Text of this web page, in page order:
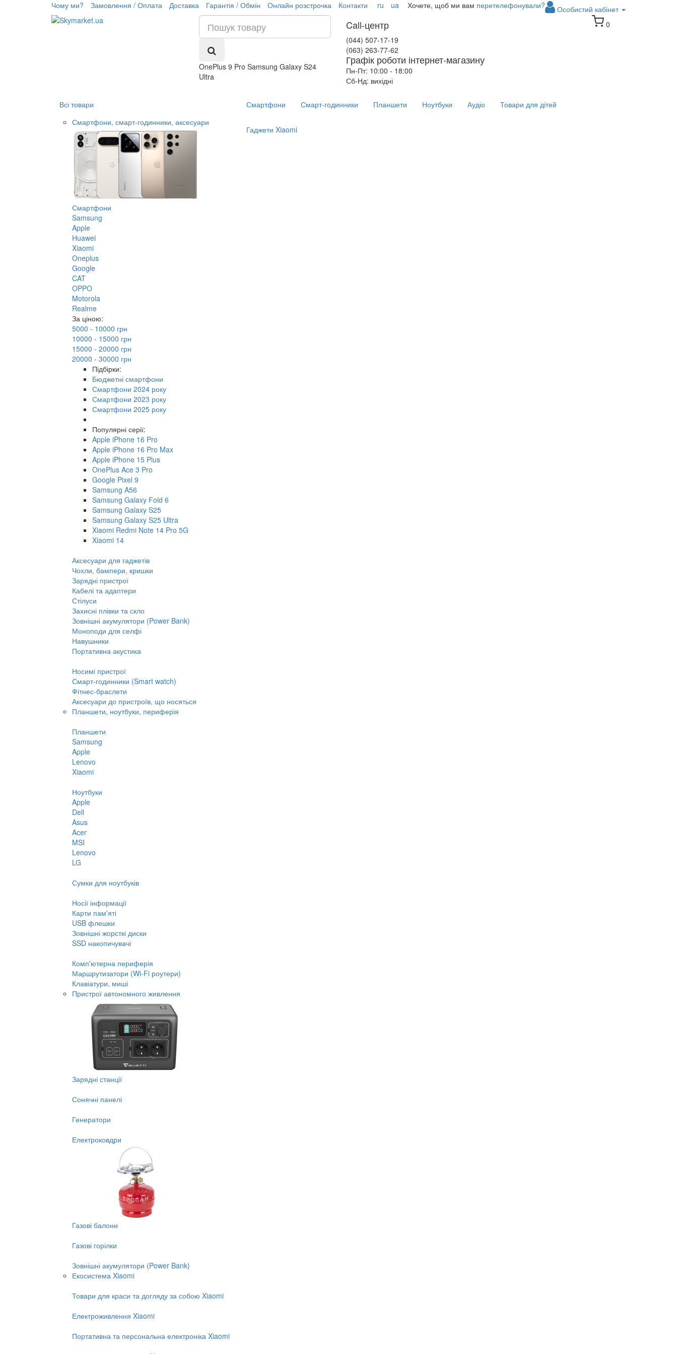
Чому ми? Замовлення / Оплата Доставка Гарантія / Обмін Онлайн розстрочка Контакти ru ua Особистий кабінет
Хочете, щоб ми вам перетелефонували?
OnePlus 9 Pro Samsung Galaxy S24
Ultra
Call-центр
(044) 507-17-19
(063) 263-77-62
Графік роботи інтернет-магазину
Пн-Пт: 10:00 - 18:00
Сб-Нд: вихідні
0
Всі товари
Смартфони, смарт-годинники, аксесуари
Смартфони
Samsung
Apple
Huawei
Xiaomi
Oneplus
Google
CAT
OPPO
Motorola
Realme
За ціною:
5000 - 10000 грн
10000 - 15000 грн
15000 - 20000 грн
20000 - 30000 грн
Підбірки:
Бюджетні смартфони
Смартфони 2024 року
Смартфони 2023 року
Смартфони 2025 року
Популярні серії:
Apple iPhone 16 Pro
Apple iPhone 16 Pro Max
Apple iPhone 15 Plus
OnePlus Ace 3 Pro
Google Pixel 9
Samsung A56
Samsung Galaxy Fold 6
Samsung Galaxy S25
Samsung Galaxy S25 Ultra
Xiaomi Redmi Note 14 Pro 5G
Xiaomi 14
Аксесуари для гаджетів
Чохли, бампери, кришки
Зарядні пристрої
Кабелі та адаптери
Стілуси
Захисні плівки та скло
Зовнішні акумулятори (Power Bank)
Моноподи для селфі
Навушники
Портативна акустика
Носимі пристрої
Смарт-годинники (Smart watch)
Фітнес-браслети
Аксесуари до пристроїв, що носяться
Планшети, ноутбуки, периферія
Планшети
Samsung
Apple
Lenovo
Xiaomi
Ноутбуки
Apple
Dell
Asus
Acer
MSI
Lenovo
LG
Сумки для ноутбуків
Носії інформації
Карти пам'яті
USB флешки
Зовнішні жорсткі диски
SSD накопичувачі
Комп'ютерна периферія
Маршрутизатори (Wi-Fi роутери)
Клавіатури, миші
Пристрої автономного живлення
Зарядні станції
Сонячні панелі
Генератори
Електроковдри
Газові балони
Газові горілки
Зовнішні акумулятори (Power Bank)
Екосистема Xiaomi
Товари для краси та догляду за собою Xiaomi
Електроживлення Xiaomi
Портативна та персональна електроніка Xiaomi
Смартфони Смарт-годинники Планшети Ноутбуки Аудіо Товари для дітей
Гаджети Xiaomi